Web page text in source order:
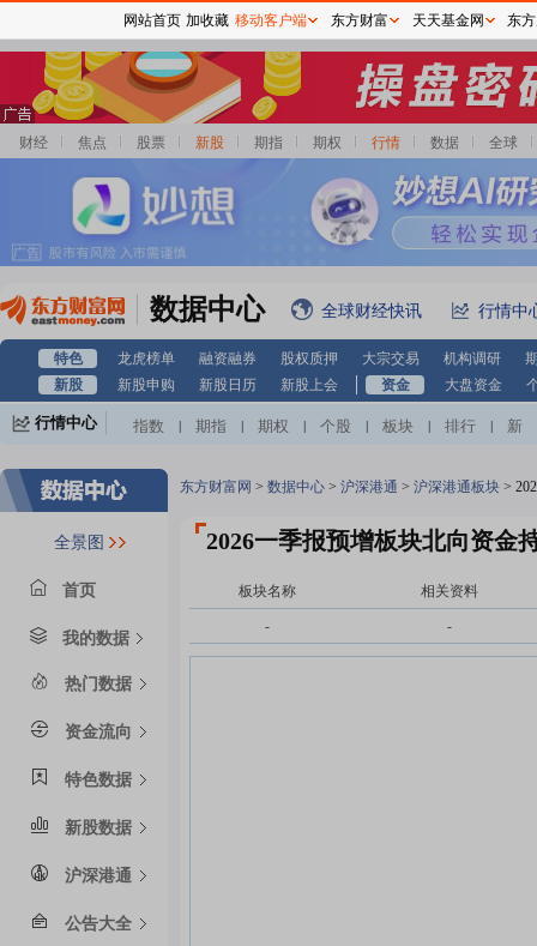
财经 焦点 股票 新股 期指 期权 行情 数据 全球
数据中心 全球财经快讯 行情中
特色 龙虎榜单 融资融券 股权质押 大宗交易 机构调研
新股
新股申购 新股日历 新股上会 资金 大盘资金
行情中心 指数 期指 期权 个股 板块 排行
新
自选股
全景图
首页
我的数据
热门数据
资金流向
特色数据
新股数据
沪深港通
公告大全
东方财富网 > 数据中心 > 沪深港通 > 沪深港通板块 >
2026一季报预增板块北向资金
板块名称 相关资料
- -
网站首页 加收藏 移动客户端 东方财富 天天基金网 东